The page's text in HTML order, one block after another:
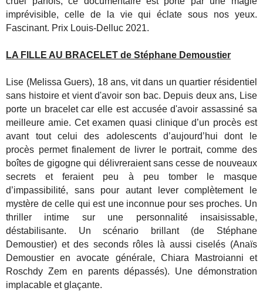
imprévisible, celle de la vie qui éclate sous nos yeux.
Fascinant. Prix Louis-Delluc 2021.
LA FILLE AU BRACELET de Stéphane Demoustier
Lise (Melissa Guers), 18 ans, vit dans un quartier résidentiel
sans histoire et vient d'avoir son bac. Depuis deux ans, Lise
porte un bracelet car elle est accusée d'avoir assassiné sa
meilleure amie. Cet examen quasi clinique d’un procès est
avant tout celui des adolescents d’aujourd’hui dont le
procès permet finalement de livrer le portrait, comme des
boîtes de gigogne qui délivreraient sans cesse de nouveaux
secrets et feraient peu à peu tomber le masque
d’impassibilité, sans pour autant lever complètement le
mystère de celle qui est une inconnue pour ses proches. Un
thriller intime sur une personnalité insaisissable,
déstabilisante. Un scénario brillant (de Stéphane
Demoustier) et des seconds rôles là aussi ciselés (Anaïs
Demoustier en avocate générale, Chiara Mastroianni et
Roschdy Zem en parents dépassés). Une démonstration
implacable et glaçante.